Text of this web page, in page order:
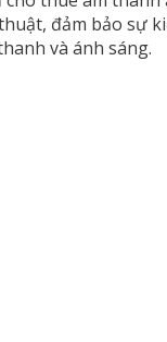
đảm bảo sự
và ánh sáng.